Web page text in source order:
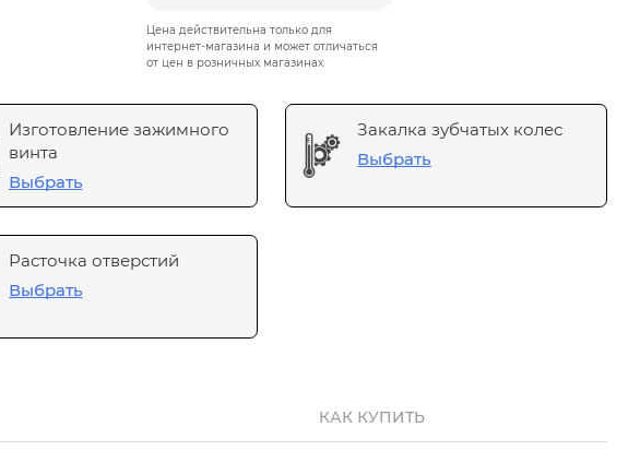
Цена действительна только для
интернет-магазина и может отличаться
от цен в розничных магазинах
Изготовление зажимного
винта
Выбрать
Закалка зубчатых колес
Выбрать
Расточка отверстий
Выбрать
КАК КУПИТЬ